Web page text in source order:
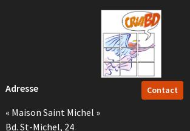
Adresse
« Maison Saint Michel »
Bd. St-Michel, 24
Contact